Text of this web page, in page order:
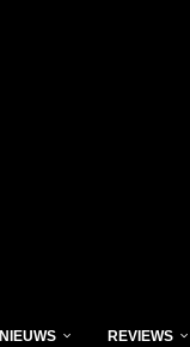
NIEUWS REVIEWS